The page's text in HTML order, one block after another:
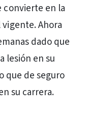
convierte en la
Ahora
dado que
lesión en su
que de seguro
su carrera.